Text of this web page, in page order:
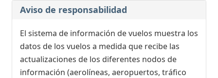
Aviso de responsabilidad
El sistema de información de vuelos muestra los
datos de los vuelos a medida que recibe las
actualizaciones de los diferentes nodos de
información (aerolíneas, aeropuertos, tráfico